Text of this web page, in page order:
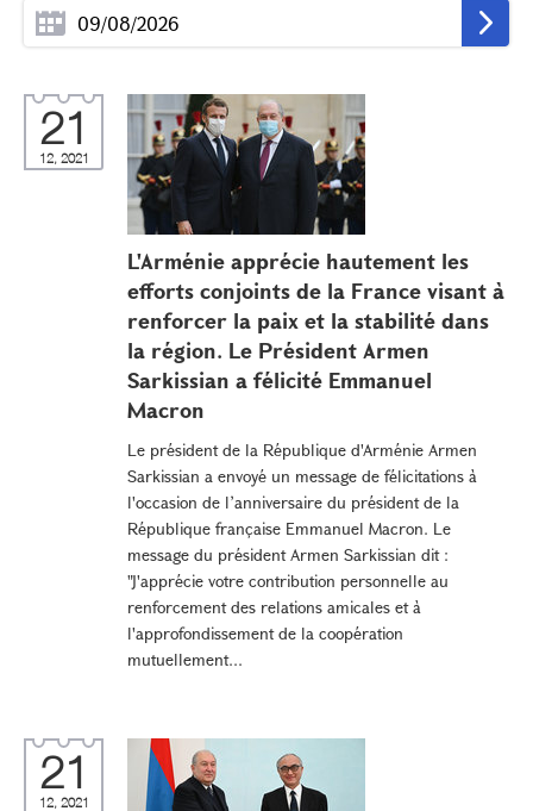
21
12, 2021
L'Arménie apprécie hautement les
efforts conjoints de la France visant à
renforcer la paix et la stabilité dans
la région. Le Président Armen
Sarkissian a félicité Emmanuel
Macron
Le président de la République d'Arménie Armen
Sarkissian a envoyé un message de félicitations à
l'occasion de l’anniversaire du président de la
République française Emmanuel Macron. Le
message du président Armen Sarkissian dit :
"J'apprécie votre contribution personnelle au
renforcement des relations amicales et à
l'approfondissement de la coopération
mutuellement...
21
12, 2021